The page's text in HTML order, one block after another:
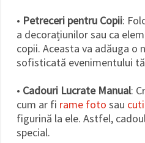
• Petreceri pentru Copii:
a decorațiunilor sau ca
copii. Aceasta va adăuga o
sofisticată evenimentului
• Cadouri Lucrate Manual:
cum ar fi rame foto sau
figurină la ele. Astfel,
special.